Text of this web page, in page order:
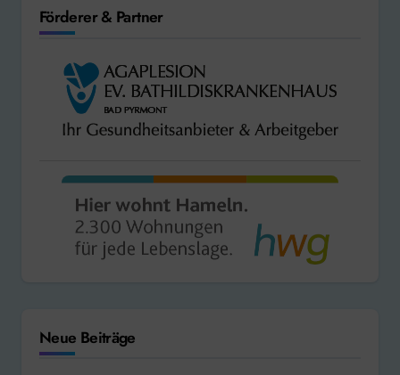
Förderer & Partner
Neue Beiträge